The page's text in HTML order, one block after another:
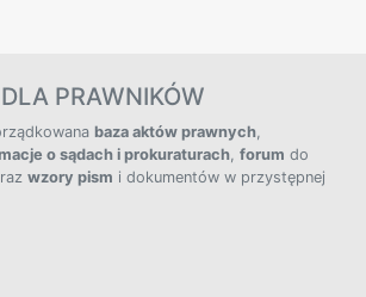
PRAWNIKÓW
baza aktów prawnych,
o sądach i prokuraturach, forum do
wzory pism i dokumentów w przystępnej